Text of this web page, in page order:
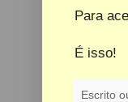
Para
É isso!
Escrito